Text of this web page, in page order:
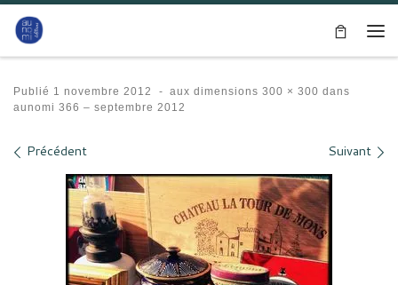
Passer au contenu
Publié 1 novembre 2012 - aux dimensions 300 × 300 dans
aunomi 366 – septembre 2012
Navigation des images
Précédent Suivant